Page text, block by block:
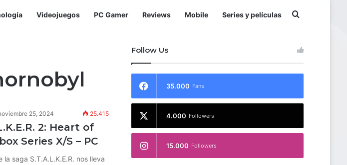
Videojuegos PC Gamer Reviews Mobile Series y películas
25, 2024 25.415
2: Heart of
Series X/S – PC
saga S.T.A.L.K.E.R. nos lleva
Follow Us
35.000 Fans
4.000 Followers
15.000 Followers